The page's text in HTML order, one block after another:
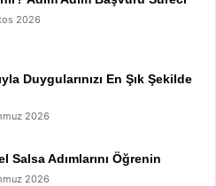
2026
Duygularınızı En Şık Şekilde
2026
Salsa Adımlarını Öğrenin
2026